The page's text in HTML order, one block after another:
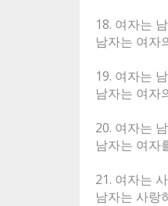
18. 여자는
남자는 여자
19. 여자는
남자는 여자
20. 여자는
남자는 여자
21. 여자는
남자는 사랑